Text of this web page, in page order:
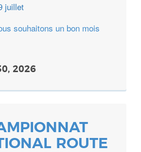
juillet
souhaitons un bon mois
2026
ROUTE